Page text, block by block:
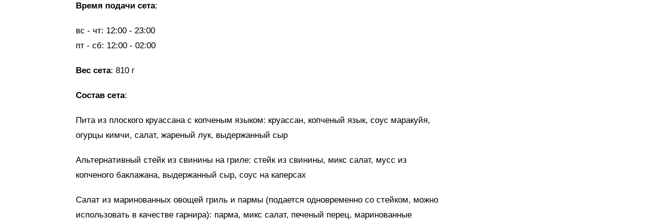
Время подачи сета:
вс - чт: 12:00 - 23:00
пт - сб: 12:00 - 02:00
Вес сета: 810 г
Состав сета:
Пита из плоского круассана с копченым языком: круассан, копченый язык, соус маракуйя,
огурцы кимчи, салат, жареный лук, выдержанный сыр
Альтернативный стейк из свинины на гриле: стейк из свинины, микс салат, мусс из
копченого баклажана, выдержанный сыр, соус на каперсах
Салат из маринованных овощей гриль и пармы (подается одновременно со стейком, можно
использовать в качестве гарнира): парма, микс салат, печеный перец, маринованные